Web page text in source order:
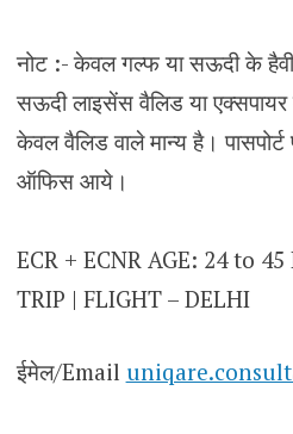
नोट :- केवल गल्फ या सऊदी के
सऊदी लाइसेंस वैलिड या
केवल वैलिड वाले मान्य है।
ऑफिस आये।
ECR + ECNR AGE: 24 to
TRIP | FLIGHT – DELHI
ईमेल/Email